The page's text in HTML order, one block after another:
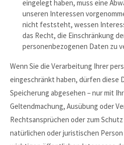
eingelegt haben, muss eine
unseren Interessen
nicht feststeht, wessen
das Recht, die Einschränkung
personenbezogenen Daten zu
Wenn Sie die Verarbeitung Ihrer
eingeschränkt haben, dürfen diese
Speicherung abgesehen – nur mit
Geltendmachung, Ausübung oder
Rechtsansprüchen oder zum
natürlichen oder juristischen